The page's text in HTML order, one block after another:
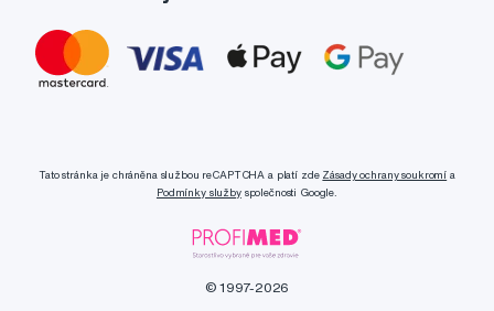
Tato stránka je chráněna službou reCAPTCHA a platí zde Zásady ochrany soukromí a
Podmínky službyspolečnosti Google.
© 1997-2026